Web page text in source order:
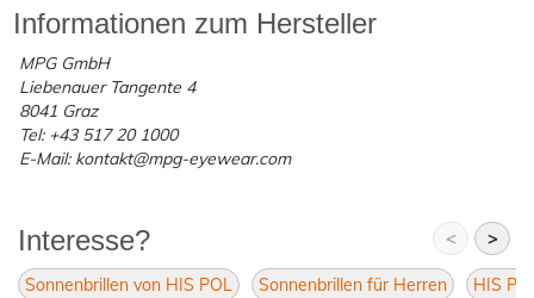
Informationen zum Hersteller
MPG GmbH
Liebenauer Tangente 4
8041 Graz
Tel: +43 517 20 1000
E-Mail: kontakt@mpg-eyewear.com
Interesse? < >
Sonnenbrillen von HIS POL Sonnenbrillen für Herren HIS